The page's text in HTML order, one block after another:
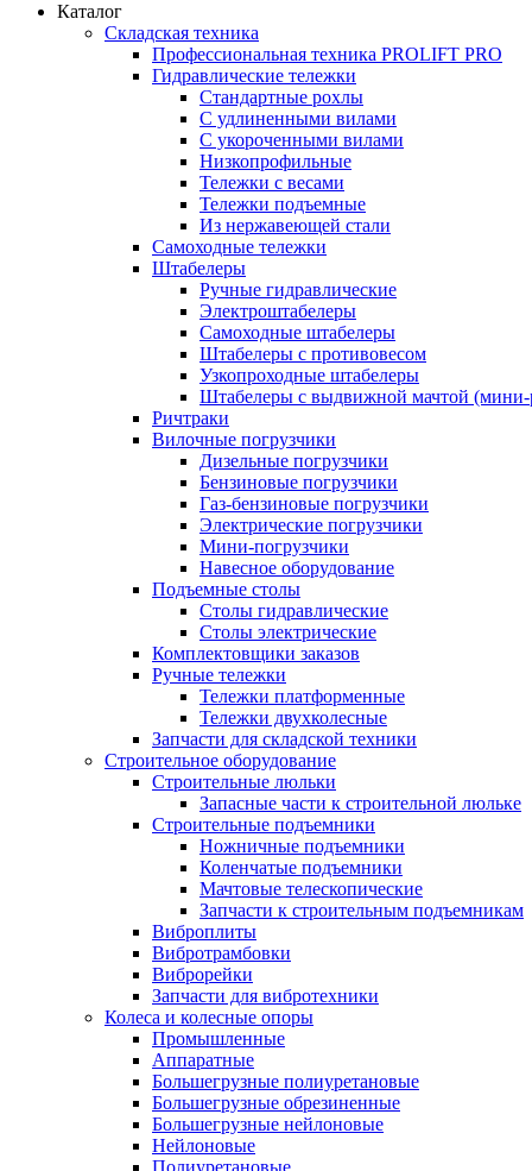
Каталог
Складская техника
Профессиональная техника PROLIFT PRO
Гидравлические тележки
Стандартные рохлы
С удлиненными вилами
С укороченными вилами
Низкопрофильные
Тележки с весами
Тележки подъемные
Из нержавеющей стали
Самоходные тележки
Штабелеры
Ручные гидравлические
Электроштабелеры
Самоходные штабелеры
Штабелеры с противовесом
Узкопроходные штабелеры
Штабелеры с выдвижной мачтой (мини-
Ричтраки
Вилочные погрузчики
Дизельные погрузчики
Бензиновые погрузчики
Газ-бензиновые погрузчики
Электрические погрузчики
Мини-погрузчики
Навесное оборудование
Подъемные столы
Столы гидравлические
Столы электрические
Комплектовщики заказов
Ручные тележки
Тележки платформенные
Тележки двухколесные
Запчасти для складской техники
Строительное оборудование
Строительные люльки
Запасные части к строительной люльке
Строительные подъемники
Ножничные подъемники
Коленчатые подъемники
Мачтовые телескопические
Запчасти к строительным подъемникам
Виброплиты
Вибротрамбовки
Виброрейки
Запчасти для вибротехники
Колеса и колесные опоры
Промышленные
Аппаратные
Большегрузные полиуретановые
Большегрузные обрезиненные
Большегрузные нейлоновые
Нейлоновые
Полиуретановые